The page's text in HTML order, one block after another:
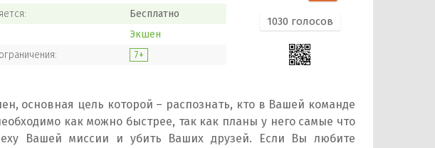
1030 голосов
Бесплатно
Экшен
7+
основная цель которой – распознать, кто в Вашей команде
как можно быстрее, так как планы у него самые что
Вашей миссии и убить Ваших друзей. Если Вы любите